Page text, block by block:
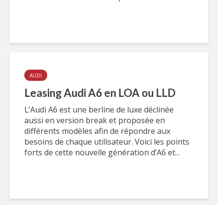
AUDI
Leasing Audi A6 en LOA ou LLD
L’Audi A6 est une berline de luxe déclinée
aussi en version break et proposée en
différents modèles afin de répondre aux
besoins de chaque utilisateur. Voici les points
forts de cette nouvelle génération d’A6 et...